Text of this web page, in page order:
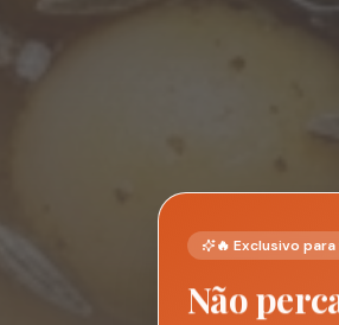
🔥 Exclusivo
Não